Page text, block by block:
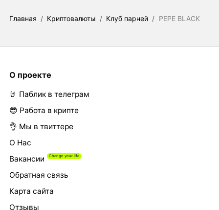
Главная / Криптовалюты / Клуб парней / PEPE BLACK
О проекте
🤘 Паблик в телеграм
😎 Работа в крипте
👌 Мы в твиттере
О Нас
Вакансии
Обратная связь
Карта сайта
Отзывы